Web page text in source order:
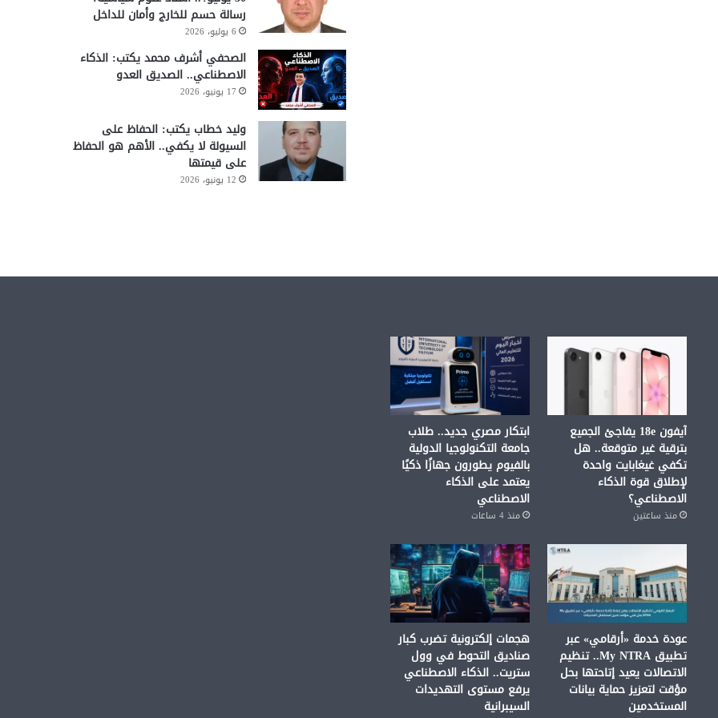
رسالة حسم للخارج وأمان للداخل
6 يوليو، 2026
الصحفي أشرف محمد يكتب: الذكاء
الاصطناعي.. الصديق العدو
17 يونيو، 2026
وليد خطاب يكتب: الحفاظ على
السيولة لا يكفي.. الأهم هو الحفاظ
على قيمتها
12 يونيو، 2026
آيفون 18e يفاجئ الجميع
بترقية غير متوقعة.. هل
تكفي غيغابايت واحدة
لإطلاق قوة الذكاء
الاصطناعي؟
منذ ساعتين
ابتكار مصري جديد.. طلاب
جامعة التكنولوجيا الدولية
بالفيوم يطورون جهازًا ذكيًا
يعتمد على الذكاء
الاصطناعي
منذ 4 ساعات
عودة خدمة «أرقامي» عبر
تطبيق My NTRA.. تنظيم
الاتصالات يعيد إتاحتها بحل
مؤقت لتعزيز حماية بيانات
المستخدمين
هجمات إلكترونية تضرب كبار
صناديق التحوط في وول
ستريت.. الذكاء الاصطناعي
يرفع مستوى التهديدات
السيبرانية